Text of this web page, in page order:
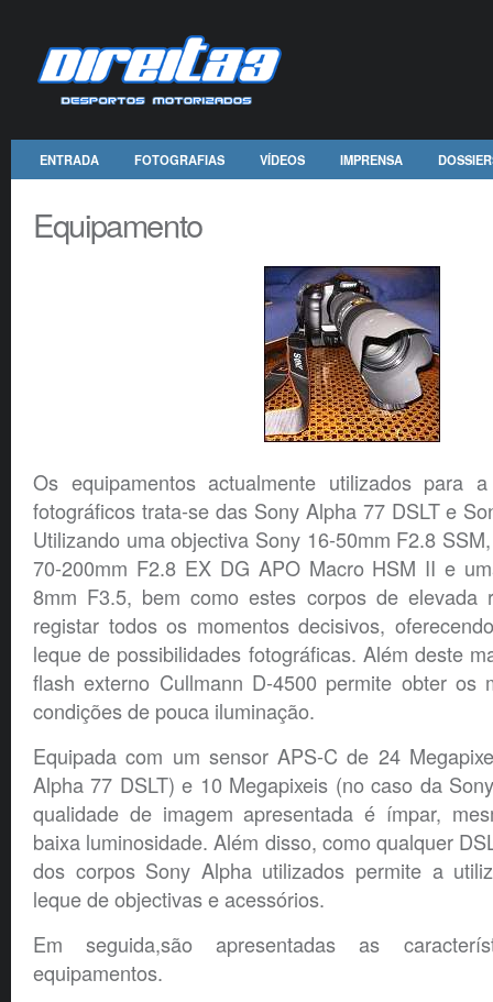
ENTRADA FOTOGRAFIAS VÍDEOS IMPRENSA
Equipamento
Os equipamentos actualmente utilizados para
fotográficos trata-se das Sony Alpha 77 DSLT e
Utilizando uma objectiva Sony 16-50mm F2.8
70-200mm F2.8 EX DG APO Macro HSM II e
8mm F3.5, bem como estes corpos de elevada
registar todos os momentos decisivos,
leque de possibilidades fotográficas. Além deste
flash externo Cullmann D-4500 permite obter os
condições de pouca iluminação.
Equipada com um sensor APS-C de 24
Alpha 77 DSLT) e 10 Megapixeis (no caso da
qualidade de imagem apresentada é ímpar,
baixa luminosidade. Além disso, como qualquer
dos corpos Sony Alpha utilizados permite a
leque de objectivas e acessórios.
Em seguida,são apresentadas as
equipamentos.